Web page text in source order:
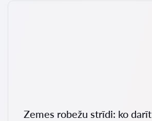
Zemes robežu strīdi: ko darīt